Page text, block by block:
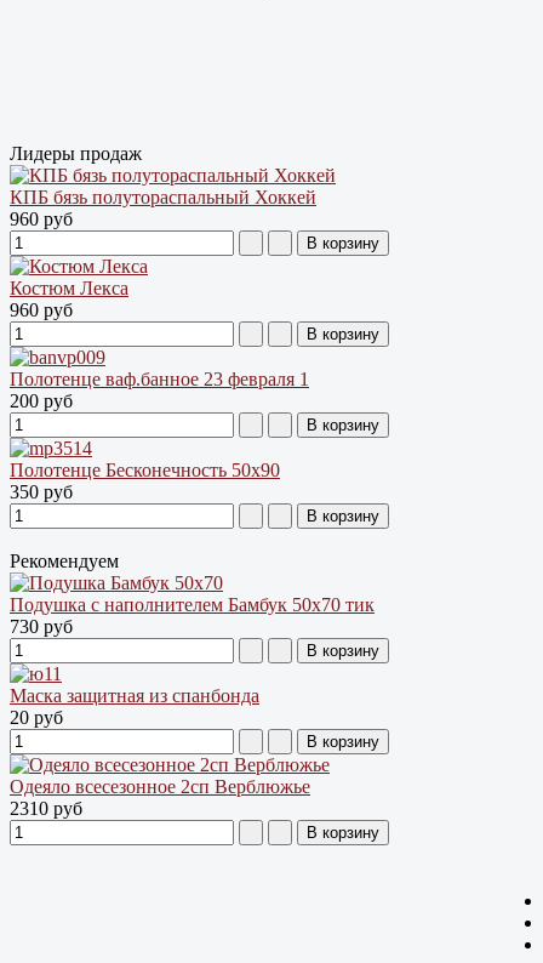
Лидеры продаж
КПБ бязь полутораспальный Хоккей
960 руб
Костюм Лекса
960 руб
Полотенце ваф.банное 23 февраля 1
200 руб
Полотенце Бесконечность 50х90
350 руб
Рекомендуем
Подушка с наполнителем Бамбук 50х70 тик
730 руб
Маска защитная из спанбонда
20 руб
Одеяло всесезонное 2сп Верблюжье
2310 руб